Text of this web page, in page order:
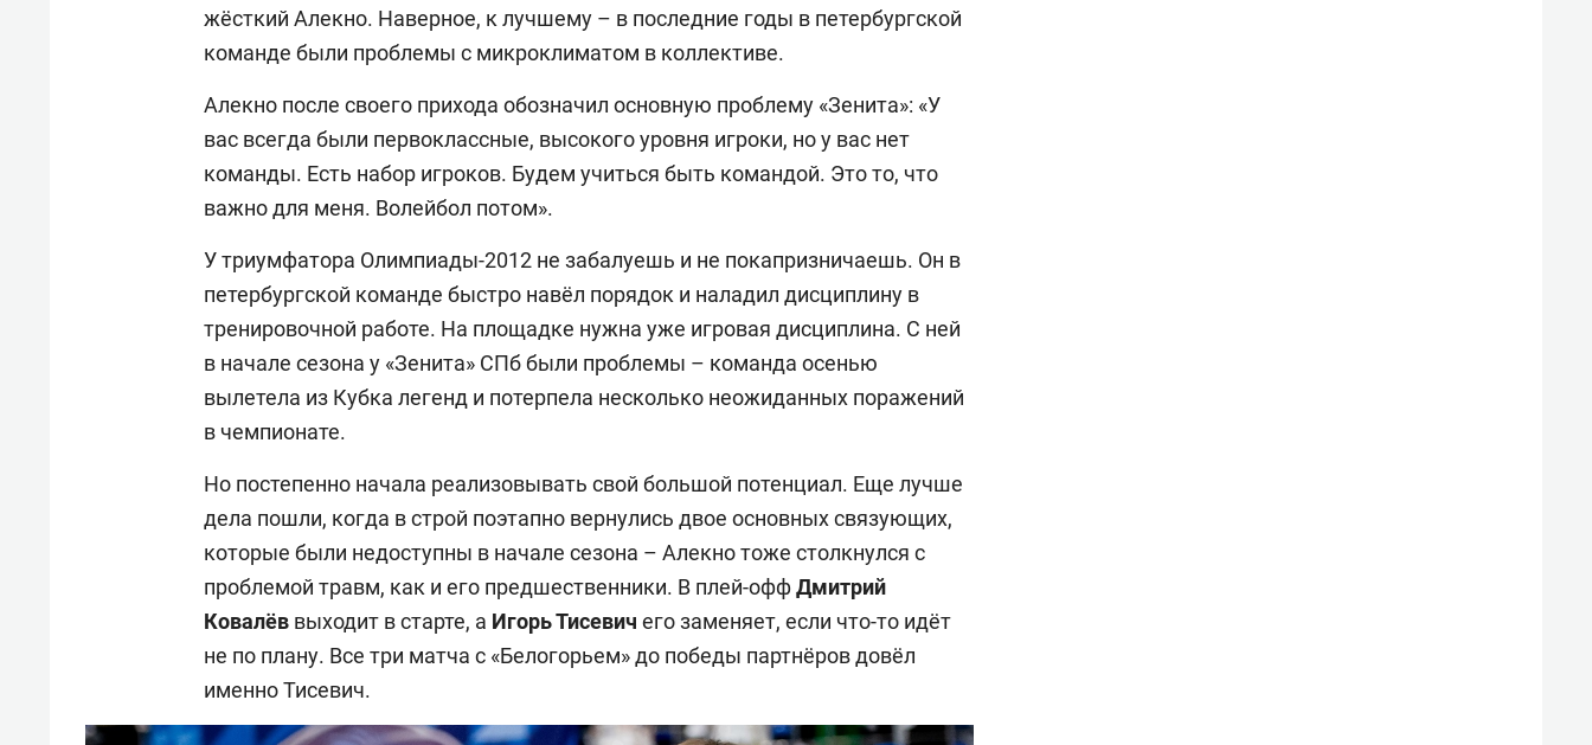
жёсткий Алекно. Наверное, к лучшему – в последние годы в петербургской
команде были проблемы с микроклиматом в коллективе.
Алекно после своего прихода обозначил основную проблему «Зенита»: «У
вас всегда были первоклассные, высокого уровня игроки, но у вас нет
команды. Есть набор игроков. Будем учиться быть командой. Это то, что
важно для меня. Волейбол потом».
У триумфатора Олимпиады-2012 не забалуешь и не покапризничаешь. Он в
петербургской команде быстро навёл порядок и наладил дисциплину в
тренировочной работе. На площадке нужна уже игровая дисциплина. С ней
в начале сезона у «Зенита» СПб были проблемы – команда осенью
вылетела из Кубка легенд и потерпела несколько неожиданных поражений
в чемпионате.
Но постепенно начала реализовывать свой большой потенциал. Еще лучше
дела пошли, когда в строй поэтапно вернулись двое основных связующих,
которые были недоступны в начале сезона – Алекно тоже столкнулся с
проблемой травм, как и его предшественники. В плей-оффДмитрий
Ковалёв выходит в старте, а Игорь Тисевич его заменяет, если что-то идёт
не по плану. Все три матча с «Белогорьем» до победы партнёров довёл
именно Тисевич.